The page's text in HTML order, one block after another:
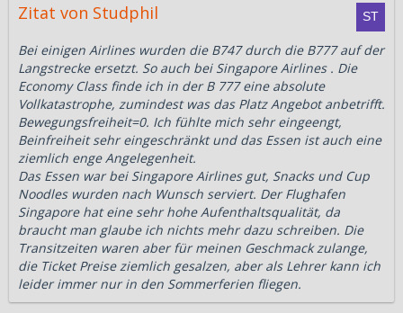
Zitat von Studphil
Bei einigen Airlines wurden die B747 durch die B777 auf der
Langstrecke ersetzt. So auch bei Singapore Airlines . Die
Economy Class finde ich in der B 777 eine absolute
Vollkatastrophe, zumindest was das Platz Angebot anbetrifft.
Bewegungsfreiheit=0. Ich fühlte mich sehr eingeengt,
Beinfreiheit sehr eingeschränkt und das Essen ist auch eine
ziemlich enge Angelegenheit.
Das Essen war bei Singapore Airlines gut, Snacks und Cup
Noodles wurden nach Wunsch serviert. Der Flughafen
Singapore hat eine sehr hohe Aufenthaltsqualität, da
braucht man glaube ich nichts mehr dazu schreiben. Die
Transitzeiten waren aber für meinen Geschmack zulange,
die Ticket Preise ziemlich gesalzen, aber als Lehrer kann ich
leider immer nur in den Sommerferien fliegen.